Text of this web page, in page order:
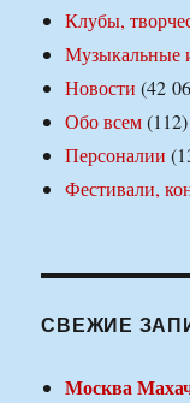
Клубы,
Музыкальные
Новости (42
Обо всем(112)
Персоналии
Фестивали,
СВЕЖИЕ
Москва